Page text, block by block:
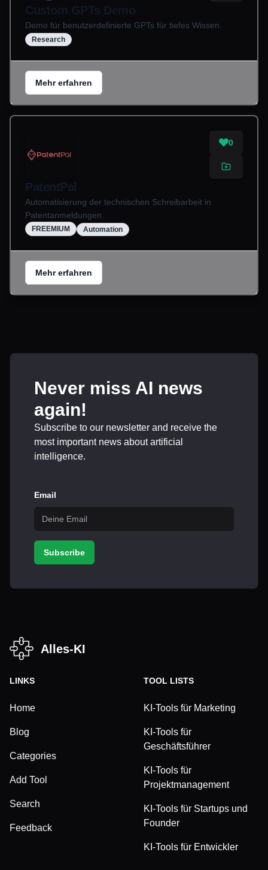
Custom GPTs Demo
Demo für benutzerdefinierte GPTs für tiefes Wissen.
Research
Mehr erfahren
0
PatentPal
Automatisierung der technischen Schreibarbeit in
Patentanmeldungen.
FREEMIUM Automation
Mehr erfahren
Never miss AI news
again!
Subscribe to our newsletter and receive the
most important news about artificial
intelligence.
Email
Subscribe
Alles-KI
LINKS
Home
Blog
Categories
Add Tool
Search
Feedback
TOOL LISTS
KI-Tools für Marketing
KI-Tools für
Geschäftsführer
KI-Tools für
Projektmanagement
KI-Tools für Startups und
Founder
KI-Tools für Entwickler